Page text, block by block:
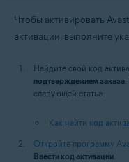
Чтобы активировать
активации, выполните
Найдите свой код
подтверждением заказа
следующей статье:
Как найти код
Откройте программу
Ввести код активации.